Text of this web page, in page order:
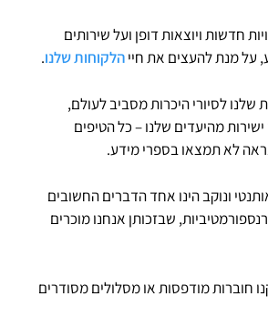
חדשות ויוצאות דופן ועל שירותים
על מנת להעצים את חייהלקוחות שלנו.
שלנו לסיורי היכרות מסביב לעולם,
מהיעדים שלנו – כל הטיפים
לא תמצאו בספרי מידע.
ונוקב הינו אחד הדברים החשובים
שבזכותן אנחנו מוכרים
חוברות מודפסות או מסלולים מסודרים